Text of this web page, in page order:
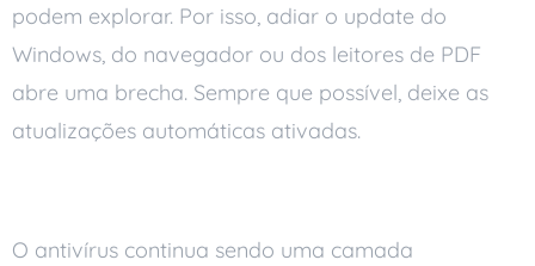
podem explorar. Por isso, adiar o update do
Windows, do navegador ou dos leitores de PDF
abre uma brecha. Sempre que possível, deixe as
atualizações automáticas ativadas.
O antivírus continua sendo uma camada